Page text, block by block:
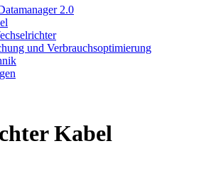
2.0
und Verbrauchsoptimierung
Kabel